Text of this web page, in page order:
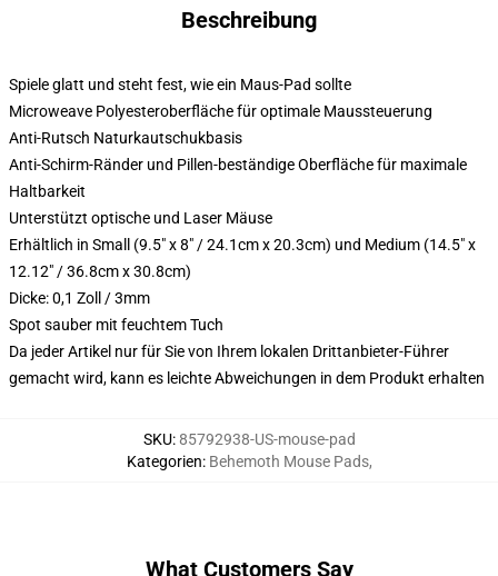
Beschreibung
Spiele glatt und steht fest, wie ein Maus-Pad sollte
Microweave Polyesteroberfläche für optimale Maussteuerung
Anti-Rutsch Naturkautschukbasis
Anti-Schirm-Ränder und Pillen-beständige Oberfläche für maximale
Haltbarkeit
Unterstützt optische und Laser Mäuse
Erhältlich in Small (9.5" x 8" / 24.1cm x 20.3cm) und Medium (14.5" x
12.12" / 36.8cm x 30.8cm)
Dicke: 0,1 Zoll / 3mm
Spot sauber mit feuchtem Tuch
Da jeder Artikel nur für Sie von Ihrem lokalen Drittanbieter-Führer
gemacht wird, kann es leichte Abweichungen in dem Produkt erhalten
SKU:85792938-US-mouse-pad
Kategorien: Behemoth Mouse Pads,
What Customers Say